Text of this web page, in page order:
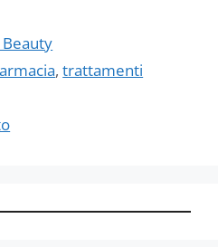
,trattamenti